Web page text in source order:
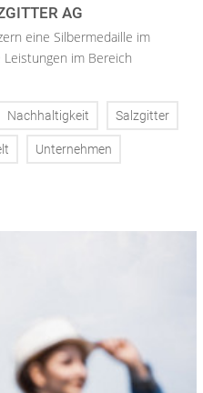
AG
eine Silbermedaille im
Leistungen im Bereich
Nachhaltigkeit Salzgitter
Unternehmen